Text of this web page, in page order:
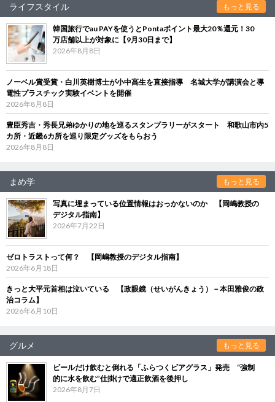
ライフスタイル もっと見る
韓国旅行でau PAYを使うとPontaポイント最大20％還元！30
万店舗以上が対象に【9月30日まで】
2026年8月8日
ノーベル賞受賞・白川英樹博士が小中高生を直接指導 名城大学が講演会と導
電性プラスチック実験イベントを開催
2026年8月8日
豊臣秀吉・秀長兄弟ゆかりの地を巡るスタンプラリーがスタート 和歌山市内5
カ所・近畿6カ所を巡り限定グッズをもらおう
2026年8月8日
まめ学 もっと見る
写真に埋まっている位置情報はおっかないのか 【岡嶋教授の
デジタル指南】
2026年7月22日
ゼロトラストって何？ 【岡嶋教授のデジタル指南】
2026年6月18日
きっと大平元首相は泣いている 【政眼鏡（せいがんきょう）－本田雅俊の政
治コラム】
2026年6月10日
グルメ もっと見る
ビールだけ飲むと倒れる「ふらつくビアグラス」発売 “強制
的に水を飲む”仕掛けで適正飲酒を後押し
2026年8月7日